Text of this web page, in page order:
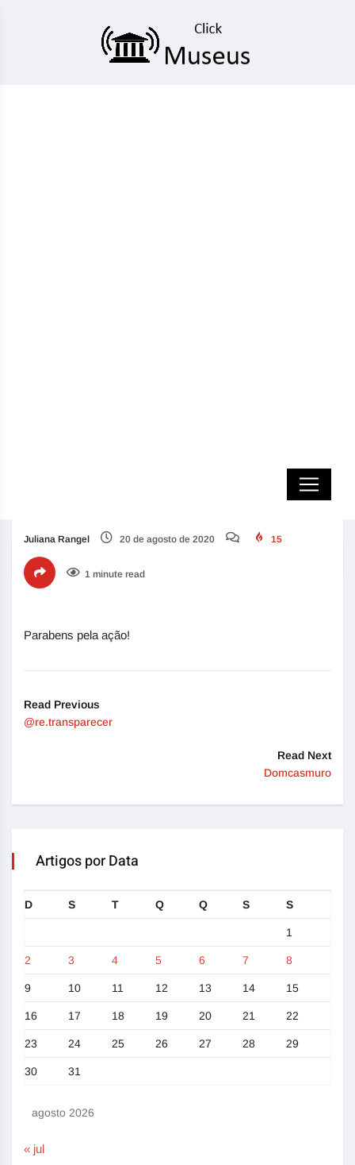
Home
Juliana Rangel 20 de agosto de 2020 15
1 minute read
Parabens pela ação!
Read Previous
@re.transparecer
Read Next
Domcasmuro
Artigos por Data
agosto 2026
D S T Q Q S S
1
2 3 4 5 6 7 8
9 10 11 12 13 14 15
16 17 18 19 20 21 22
23 24 25 26 27 28 29
30 31
« jul